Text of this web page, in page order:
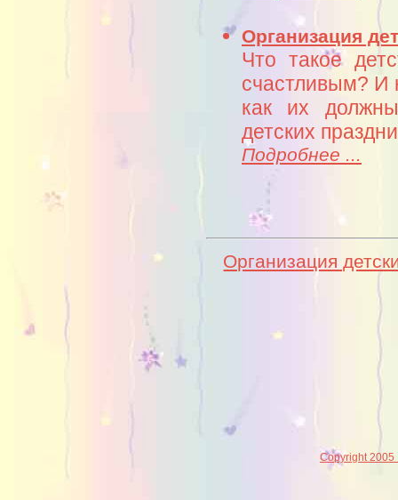
Организация
Что такое
счастливым? И
как их
детских
Подробнее ...
Организация
Copyright